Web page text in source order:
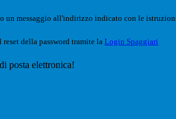
un messaggio all'indirizzo indicato con le
della password tramite la Login Spaggiari
posta elettronica!